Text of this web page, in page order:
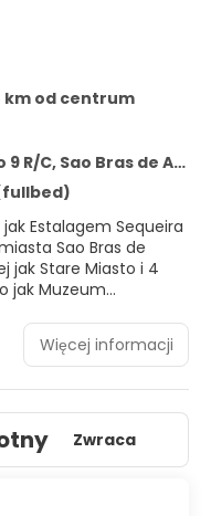
km od centrum
Bras de Alportel 8150-139
Estalagem Sequeira
Sao Bras de
jak Stare Miasto i 4
jak Muzeum
takiego jak Port
pokojach,
internetu zapewni
— rozrywkę.
Więcej informacji
Zwraca